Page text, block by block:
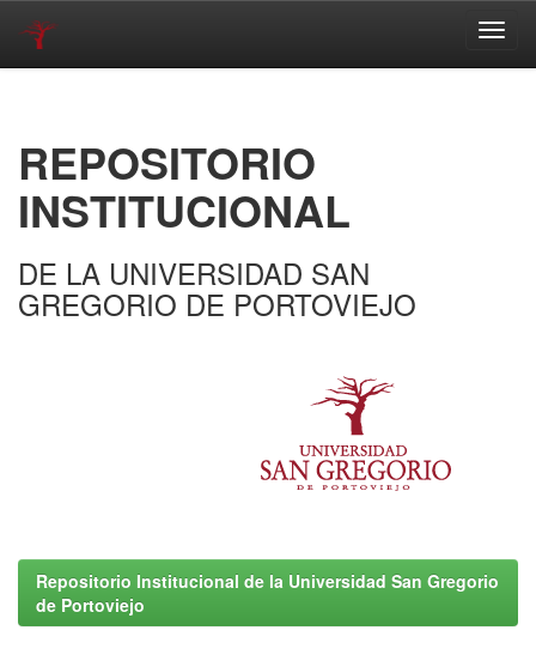
REPOSITORIO
INSTITUCIONAL
DE LA UNIVERSIDAD SAN
GREGORIO DE PORTOVIEJO
Repositorio Institucional de la Universidad San Gregorio
de Portoviejo